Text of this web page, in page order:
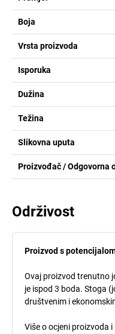
Boja
Vrsta proizvoda
Isporuka
Dužina
Težina
Slikovna uputa
Proizvođač / Odgovorna
Održivost
Proizvod s
Ovaj proizvod trenutno
je ispod 3 boda. Stoga
društvenim i
Više o ocjeni proizvoda